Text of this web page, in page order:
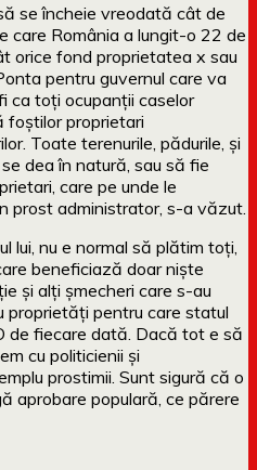
se încheie vreodată cât de
care România a lungit-o 22 de
orice fond proprietatea x sau
pentru guvernul care va
ca toți ocupanții caselor
foștilor proprietari
Toate terenurile, pădurile, și
dea în natură, sau să fie
care pe unde le
prost administrator, s-a văzut.
lui, nu e normal să plătim toți,
beneficiază doar niște
și alți șmecheri care s-au
pentru care statul
de fiecare dată. Dacă tot e să
cu politicienii și
prostimii. Sunt sigură că o
aprobare populară, ce părere